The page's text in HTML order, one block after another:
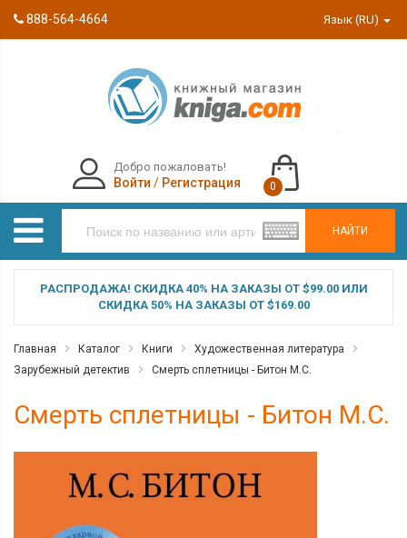
888-564-4664 Язык (RU)
НАЙТИ
Добро пожаловать!
Войти / Регистрация 0
РАСПРОДАЖА! СКИДКА 40% НА ЗАКАЗЫ ОТ $99.00 ИЛИ
СКИДКА 50% НА ЗАКАЗЫ ОТ $169.00
Главная Каталог Книги
Художественная литература
Зарубежный детектив
Смерть сплетницы - Битон М.С.
Смерть сплетницы - Битон М.С.